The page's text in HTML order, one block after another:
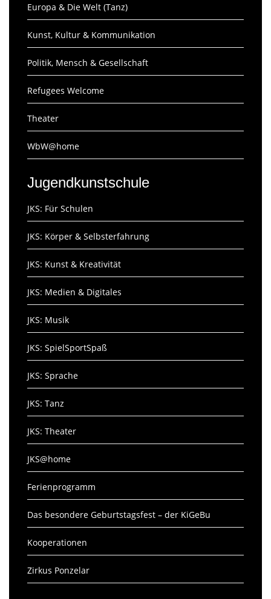
Europa & Die Welt (Tanz)
Kunst, Kultur & Kommunikation
Politik, Mensch & Gesellschaft
Refugees Welcome
Theater
WbW@home
Jugendkunstschule
JKS: Für Schulen
JKS: Körper & Selbsterfahrung
JKS: Kunst & Kreativität
JKS: Medien & Digitales
JKS: Musik
JKS: SpielSportSpaß
JKS: Sprache
JKS: Tanz
JKS: Theater
JKS@home
Ferienprogramm
Das besondere Geburtstagsfest – der KiGeBu
Kooperationen
Zirkus Ponzelar